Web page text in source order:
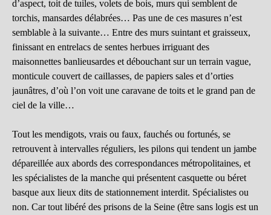
d’aspect, toit de tuiles, volets de bois, murs qui semblent de
torchis, mansardes délabrées… Pas une de ces masures n’est
semblable à la suivante… Entre des murs suintant et graisseux,
finissant en entrelacs de sentes herbues irriguant des
maisonnettes banlieusardes et débouchant sur un terrain vague,
monticule couvert de caillasses, de papiers sales et d’orties
jaunâtres, d’où l’on voit une caravane de toits et le grand pan de
ciel de la ville…
Tout les mendigots, vrais ou faux, fauchés ou fortunés, se
retrouvent à intervalles réguliers, les pilons qui tendent un jambe
dépareillée aux abords des correspondances métropolitaines, et
les spécialistes de la manche qui présentent casquette ou béret
basque aux lieux dits de stationnement interdit. Spécialistes ou
non. Car tout libéré des prisons de la Seine (être sans logis est un